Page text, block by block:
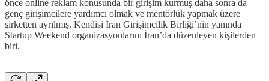
önce online reklam konusunda bir girişim kurmuş daha sonra da
genç girişimcilere yardımcı olmak ve mentörlük yapmak üzere
şirketten ayrılmış. Kendisi İran Girişimcilik Birliği’nin yanında
Startup Weekend organizasyonlarını İran’da düzenleyen kişilerden
biri.